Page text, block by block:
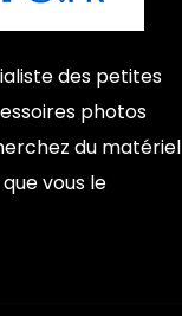
des petites
photos
du matériel
vous le